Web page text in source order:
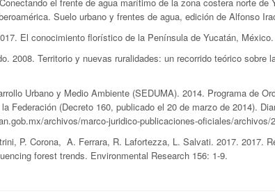
Suelo urbano y frentes de agua, edición de Alfonso
El conocimiento florístico de la Península de Yucatán, México.
Territorio y nuevas ruralidades: un recorrido teórico sobre
Urbano y Medio Ambiente (SEDUMA). 2014. Programa de
Federación (Decreto 160, publicado el 20 de marzo de 2014).
archivos/marco-juridico-publicaciones-oficiales/archivos/
Corona, A. Ferrara, R. Lafortezza, L. Salvati. 2017. 2017.
forest trends. Environmental Research 156: 1-9.